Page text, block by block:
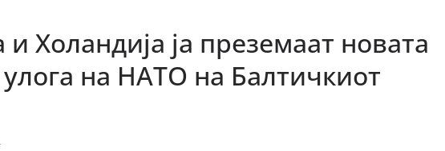
и Холандија ја преземаат новата
на НАТО на Балтичкиот